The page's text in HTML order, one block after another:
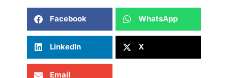
Facebook WhatsApp
LinkedIn X
Email